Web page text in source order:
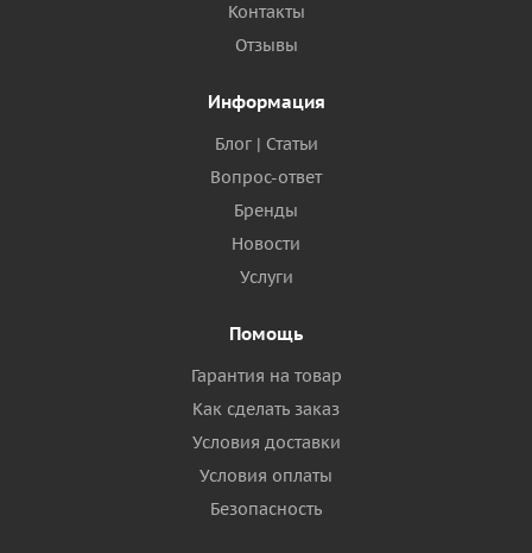
Контакты
Отзывы
Информация
Блог | Статьи
Вопрос-ответ
Бренды
Новости
Услуги
Помощь
Гарантия на товар
Как сделать заказ
Условия доставки
Условия оплаты
Безопасность